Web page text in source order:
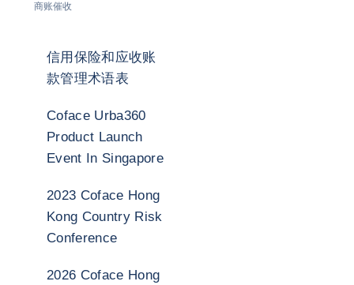
商账催收
信用保险和应收账
款管理术语表
Coface Urba360
Product Launch
Event In Singapore
2023 Coface Hong
Kong Country Risk
Conference
2026 Coface Hong